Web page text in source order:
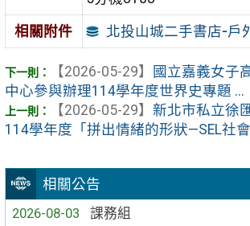
相關公告
2026-08-03
課務組
相關附件 北投山城二手書店-戶
【2026-05-29】
國立嘉義女子
中心參與辦理114學年度世界史專題 ...
【2026-05-29】 新北市私立徐
114學年度「拼出情緒的形狀—SEL社會